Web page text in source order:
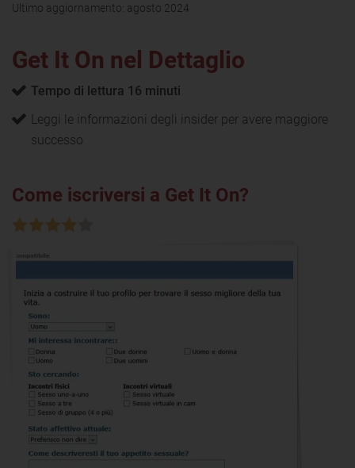
Ultimo aggiornamento: agosto 2024
Get It On nel Dettaglio
Tempo di lettura 16 minuti
Leggi le informazioni degli insider per avere maggiore
successo
Come iscriversi a Get It On?